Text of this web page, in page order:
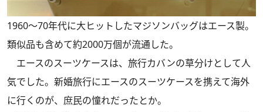
1960～70年代に大ヒットしたマジソンバッグはエース製。
類似品も含めて約2000万個が流通した。
エースのスーツケースは、旅行カバンの草分けとして人
気でした。新婚旅行にエースのスーツケースを携えて海外
に行くのが、庶民の憧れだったとか。